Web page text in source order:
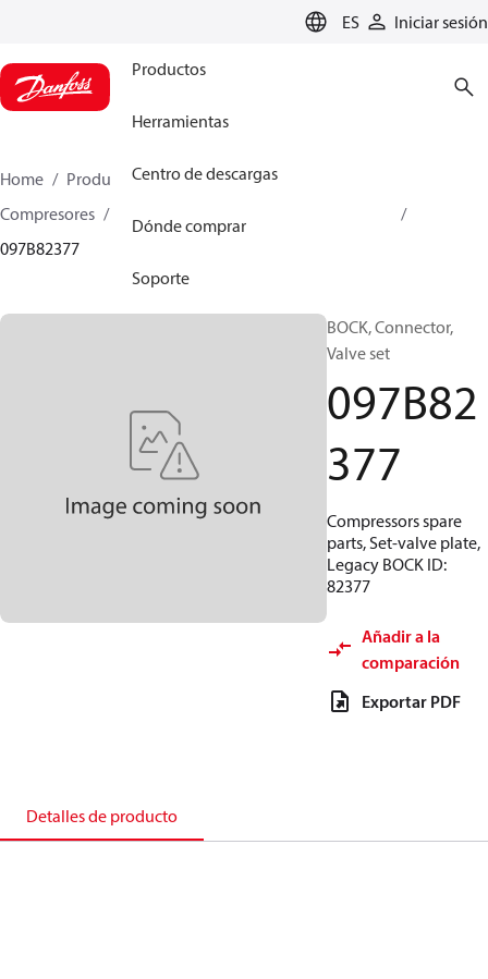
ES Iniciar sesión
Productos
Herramientas
Centro de descargas
Dónde comprar
Soporte
Home Productos
Climate Solutions for heating
Compresores
097B82377
BOCK, Connector,
Valve set
097B82
377
Compressors spare
parts, Set-valve plate,
Legacy BOCK ID:
82377
Añadir a la
comparación
Exportar PDF
Detalles de producto